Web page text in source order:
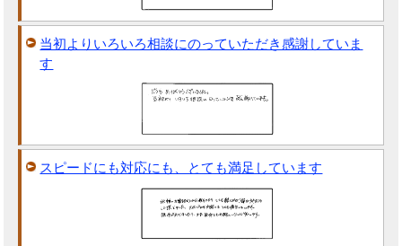
当初よりいろいろ相談にのっていただき感謝していま
す
スピードにも対応にも、とても満足しています